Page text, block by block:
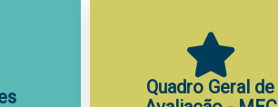
Quadro Geral de